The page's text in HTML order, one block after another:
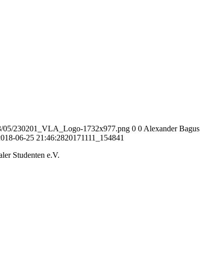
05/230201_VLA_Logo-1732x977.png 0 0 Alexander Bagus
06-25 21:46:2820171111_154841
Studenten e.V.